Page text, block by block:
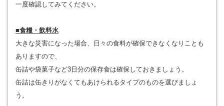
一度確認してみてください。
■食糧・飲料水
大きな災害になった場合、日々の食料が確保できなくなりことも
ありますので、
缶詰や袋菓子など3日分の保存食は確保しておきましょう。
缶詰は缶きりがなくてもあけられるタイプのものを選びましょ
う。